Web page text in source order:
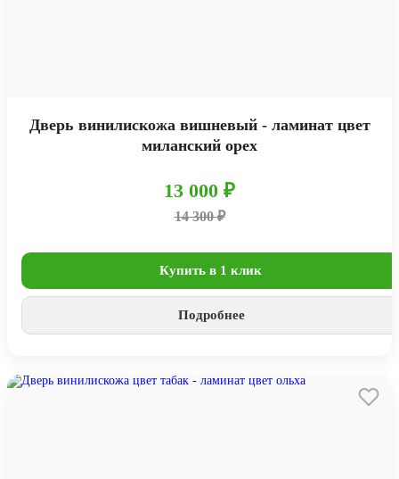
Дверь винилискожа вишневый - ламинат цвет
миланский орех
13 000 ₽
14 300 ₽
Купить в 1 клик
Подробнее